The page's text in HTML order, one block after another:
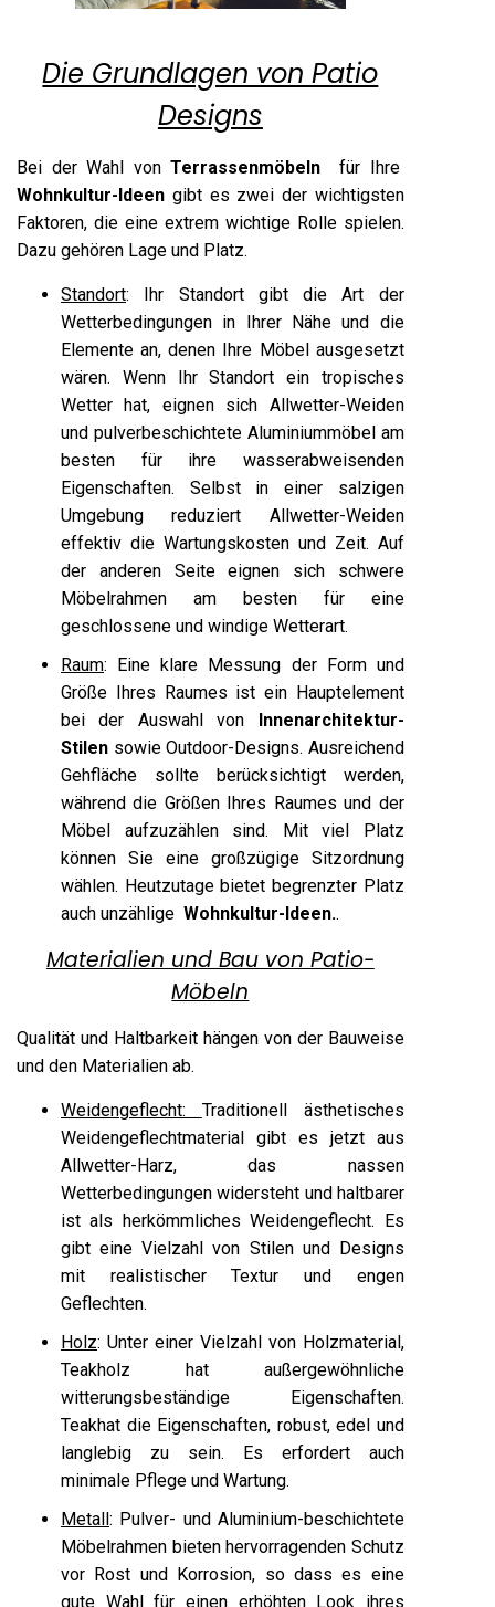
Die Grundlagen von Patio
Designs
Bei der Wahl vonTerrassenmöbeln für Ihre
Wohnkultur-Ideen gibt es zwei der wichtigsten
Faktoren, die eine extrem wichtige Rolle spielen.
Dazu gehören Lage und Platz.
Standort: Ihr Standort gibt die Art der
Wetterbedingungen in Ihrer Nähe und die
Elemente an, denen Ihre Möbel ausgesetzt
wären. Wenn Ihr Standort ein tropisches
Wetter hat, eignen sich Allwetter-Weiden
und pulverbeschichtete Aluminiummöbel am
besten für ihre wasserabweisenden
Eigenschaften. Selbst in einer salzigen
Umgebung reduziert Allwetter-Weiden
effektiv die Wartungskosten und Zeit. Auf
der anderen Seite eignen sich schwere
Möbelrahmen am besten für eine
geschlossene und windige Wetterart.
Raum: Eine klare Messung der Form und
Größe Ihres Raumes ist ein Hauptelement
bei der Auswahl von
Innenarchitektur-
Stilen sowie Outdoor-Designs. Ausreichend
Gehfläche sollte berücksichtigt werden,
während die Größen Ihres Raumes und der
Möbel aufzuzählen sind. Mit viel Platz
können Sie eine großzügige Sitzordnung
wählen. Heutzutage bietet begrenzter Platz
auch unzählige Wohnkultur-Ideen..
Materialien und Bau von Patio-
Möbeln
Qualität und Haltbarkeit hängen von der Bauweise
und den Materialien ab.
Weidengeflecht: Traditionell ästhetisches
Weidengeflechtmaterial gibt es jetzt aus
Allwetter-Harz, das nassen
Wetterbedingungen widersteht und haltbarer
ist als herkömmliches Weidengeflecht. Es
gibt eine Vielzahl von Stilen und Designs
mit realistischer Textur und engen
Geflechten.
Holz: Unter einer Vielzahl von Holzmaterial,
Teakholz hat außergewöhnliche
witterungsbeständige Eigenschaften.
Teakhat die Eigenschaften, robust, edel und
langlebig zu sein. Es erfordert auch
minimale Pflege und Wartung.
Metall : Pulver- und Aluminium-beschichtete
Möbelrahmen bieten hervorragenden Schutz
vor Rost und Korrosion, so dass es eine
gute Wahl für einen erhöhten Look ihres